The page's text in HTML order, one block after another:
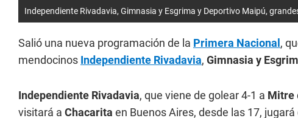
Independiente Rivadavia, Gimnasia y Esgrima y Deportivo Maipú,
Salió una nueva programación de la Primera Nacional ,
mendocinos Independiente Rivadavia, Gimnasia y
Independiente Rivadavia, que viene de golear 4-1 a Mitre
visitará a Chacarita en Buenos Aires, desde las 17,